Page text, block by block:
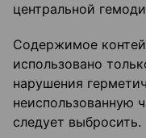
центральной
Содержимое
использовано
нарушения
неиспользованную
следует выбросить.